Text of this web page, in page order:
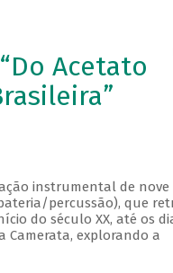
Acetato
instrumental de nove
percussão), que
do século XX, até os
Camerata, explorando a